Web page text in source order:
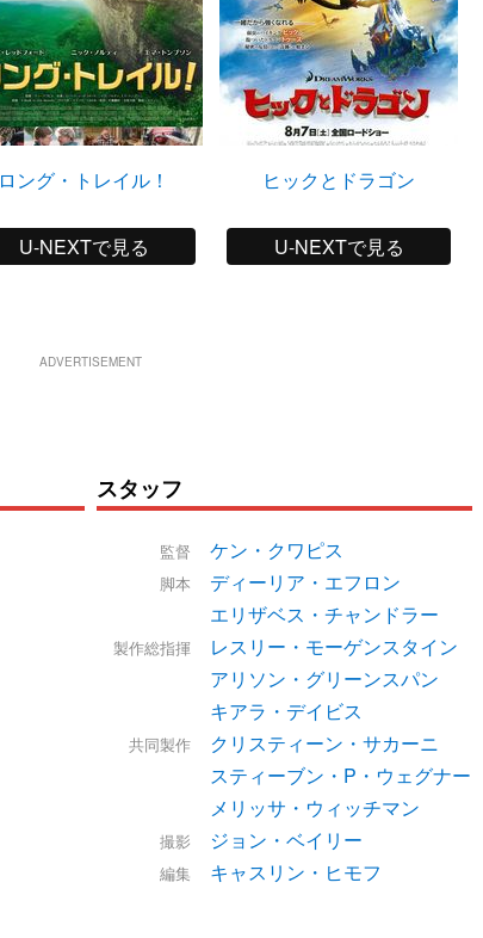
ロング・トレイル！
U-NEXTで見る
ヒックとドラゴン
U-NEXTで見る
ADVERTISEMENT
スタッフ
監督 ケン・クワピス
脚本
ディーリア・エフロン
エリザベス・チャンドラー
製作総指揮
レスリー・モーゲンスタイン
アリソン・グリーンスパン
キアラ・デイビス
共同製作
クリスティーン・サカーニ
スティーブン・P・ウェグナー
メリッサ・ウィッチマン
撮影 ジョン・ベイリー
編集 キャスリン・ヒモフ